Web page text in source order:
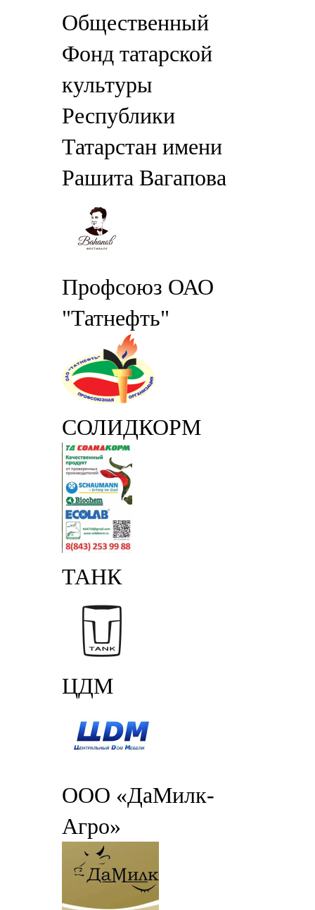
Общественный
Фонд татарской
культуры
Республики
Татарстан имени
Рашита Вагапова
Профсоюз ОАО
"Татнефть"
СОЛИДКОРМ
ТАНК
ЦДМ
ООО «ДаМилк-
Агро»